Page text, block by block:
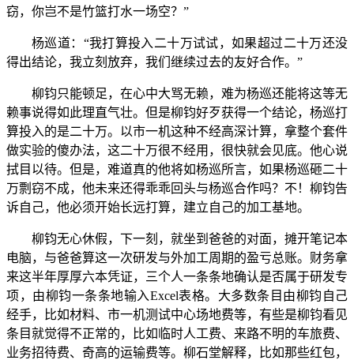
窃，你岂不是竹篮打水一场空？”
杨巡道：“我打算投入二十万试试，如果超过二十万还没
得出结论，我立刻放弃，我们继续过去的友好合作。”
柳钧只能顿足，在心中大骂无赖，难为杨巡还能将这等无
赖事说得如此理直气壮。但是柳钧好歹获得一个结论，杨巡打
算投入的是二十万。以市一机这种不经高深计算，拿整个套件
做实验的傻办法，这二十万很不经用，很快就会见底。他心说
拭目以待。但是，难道真的他将如杨巡所言，如果杨巡砸二十
万剽窃不成，他未来还得乖乖回头与杨巡合作吗？不！柳钧告
诉自己，他必须开始长远打算，建立自己的加工基地。
柳钧无心休假，下一刻，就坐到爸爸的对面，摊开笔记本
电脑，与爸爸算这一次研发与外加工周期的盈亏总账。财务拿
来这半年厚厚六本凭证，三个人一条条地确认是否属于研发专
项，由柳钧一条条地输入Excel表格。大多数条目由柳钧自己
经手，比如材料、市一机测试中心场地费等，有些是柳钧看见
条目就觉得不正常的，比如临时人工费、来路不明的车旅费、
业务招待费、奇高的运输费等。柳石堂解释，比如那些红包，